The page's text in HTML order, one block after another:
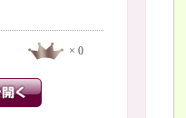
× 0